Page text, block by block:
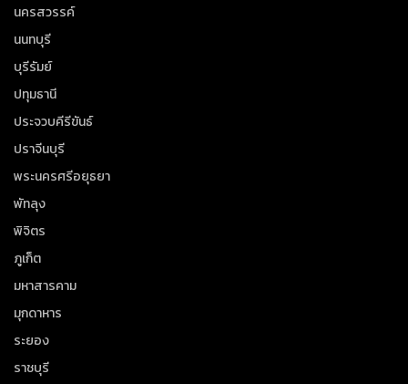
นครสวรรค์
นนทบุรี
บุรีรัมย์
ปทุมธานี
ประจวบคีรีขันธ์
ปราจีนบุรี
พระนครศรีอยุธยา
พัทลุง
พิจิตร
ภูเก็ต
มหาสารคาม
มุกดาหาร
ระยอง
ราชบุรี